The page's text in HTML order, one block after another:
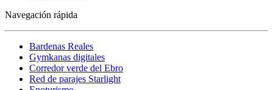
Navegación rápida
Bardenas Reales
Gymkanas digitales
Corredor verde del Ebro
Red de parajes Starlight